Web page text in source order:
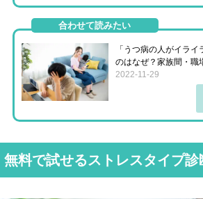
合わせて読みたい
「うつ病の人がイライ
のはなぜ？家族間・職
2022-11-29
無料で試せるストレスタイプ診